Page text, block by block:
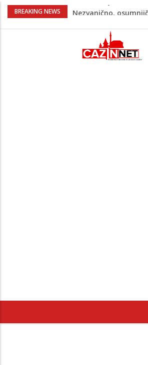
BREAKING NEWS
Na Ahiret preselila
Na Ahiret preselio
Evo koje države su
protiv Infantina na